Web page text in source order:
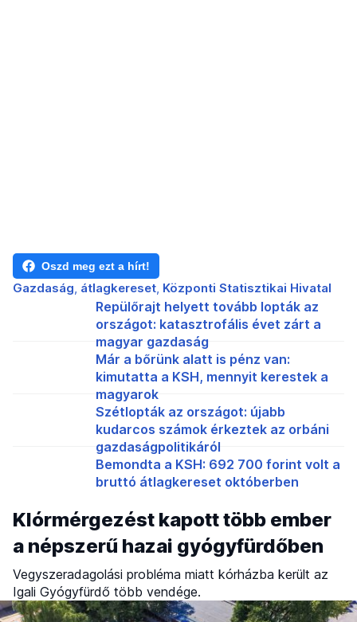
Oszd meg ezt a hírt!
Gazdaság átlagkereset Központi Statisztikai Hivatal
Repülőrajt helyett tovább lopták az
országot: katasztrofális évet zárt a
magyar gazdaság
Már a bőrünk alatt is pénz van:
kimutatta a KSH, mennyit kerestek a
magyarok
Szétlopták az országot: újabb
kudarcos számok érkeztek az orbáni
gazdaságpolitikáról
Bemondta a KSH: 692 700 forint volt a
bruttó átlagkereset októberben
Klórmérgezést kapott több ember
a népszerű hazai gyógyfürdőben
Vegyszeradagolási probléma miatt kórházba került az
Igali Gyógyfürdő több vendége.